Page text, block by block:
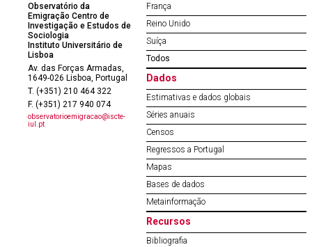
Observatório da
Emigração Centro de
Investigação e Estudos de
Sociologia
Instituto Universitário de
Lisboa
Av. das Forças Armadas,
1649-026 Lisboa, Portugal
T. (+351) 210 464 322
F. (+351) 217 940 074
observatorioemigracao@iscte-
iul.pt
França
Reino Unido
Suíça
Todos
Dados
Estimativas e dados globais
Séries anuais
Censos
Regressos a Portugal
Mapas
Bases de dados
Metainformação
Recursos
Bibliografia